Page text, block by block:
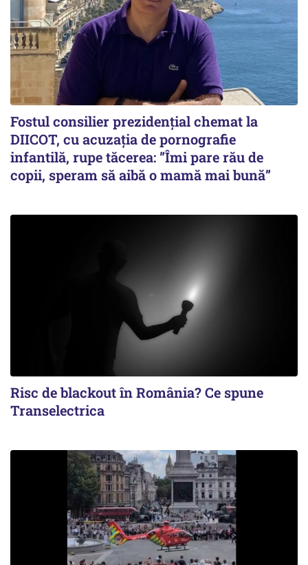
Fostul consilier prezidențial chemat la
DIICOT, cu acuzația de pornografie
infantilă, rupe tăcerea: ”Îmi pare rău de
copii, speram să aibă o mamă mai bună”
Risc de blackout în România? Ce spune
Transelectrica